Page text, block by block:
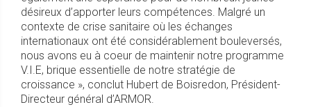
désireux d’apporter leurs compétences. Malgré un
contexte de crise sanitaire où les échanges
internationaux ont été considérablement bouleversés,
nous avons eu à coeur de maintenir notre programme
V.I.E, brique essentielle de notre stratégie de
croissance », conclut Hubert de Boisredon, Président-
Directeur général d’ARMOR.